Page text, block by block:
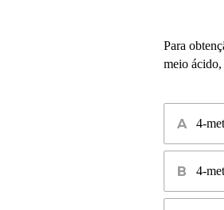
Para
meio ácido,
4-
4-